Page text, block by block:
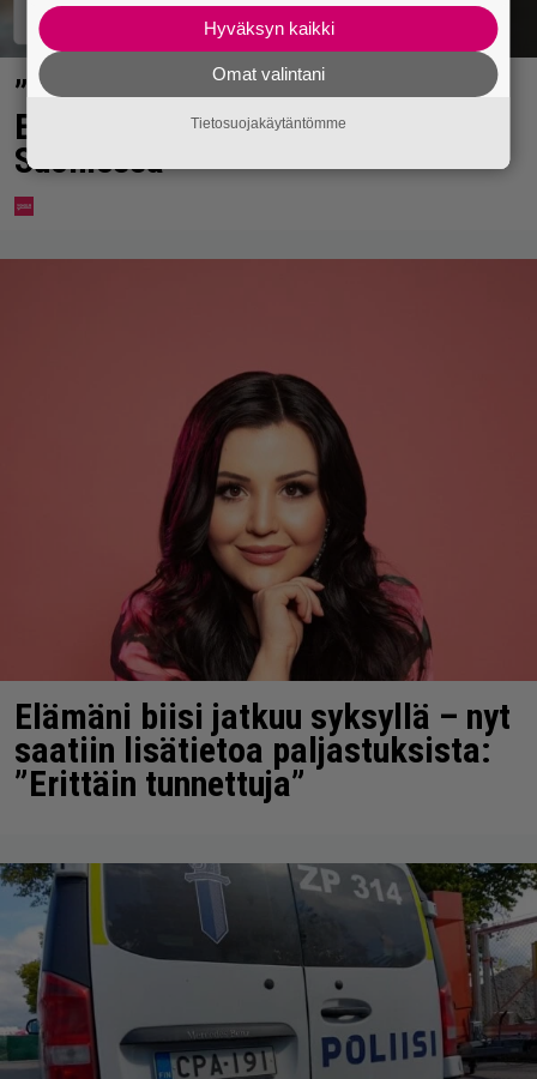
”Palvelusi keskeytetään” – uusi
Elisa-huijaus leviää vauhdilla
Suomessa
Elämäni biisi jatkuu syksyllä – nyt
saatiin lisätietoa paljastuksista:
”Erittäin tunnettuja”
Hyväksyn kaikki
Omat valintani
Tietosuojakäytäntömme